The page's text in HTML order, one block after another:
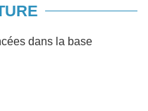
dans la base